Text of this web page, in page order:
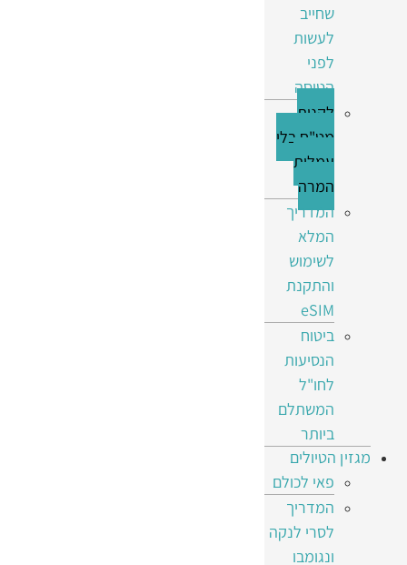
שחייב
לעשות
לפני
הטיסה
לקנות
מט"ח בלי
עמלות
המרה
המדריך
המלא
לשימוש
והתקנת
eSIM
ביטוח
הנסיעות
לחו"ל
המשתלם
ביותר
מגזין הטיולים
פאי לכולם
המדריך
לסרי לנקה
ונגומבו